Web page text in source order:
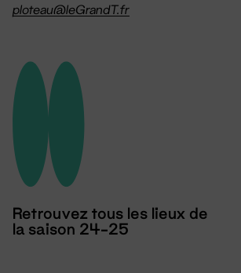
ploteau@leGrandT.fr
Retrouvez tous les lieux de
la saison 24-25